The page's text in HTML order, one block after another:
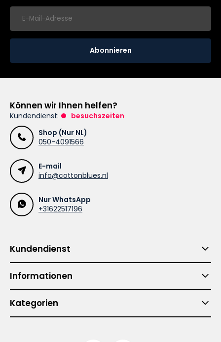
Abonnieren
Können wir Ihnen helfen?
Kundendienst:
besuchszeiten
Shop (Nur NL)
050-4091566
E-mail
info@cottonblues.nl
Nur WhatsApp
+31622517196
Kundendienst
Informationen
Kategorien